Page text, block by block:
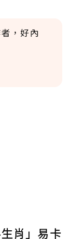
，好內
肖」易卡